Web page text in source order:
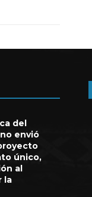
del
envió
único,
al
la